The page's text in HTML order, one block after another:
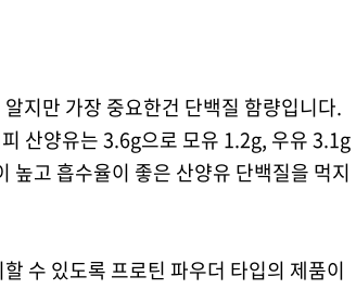
지만 가장 중요한건 단백질 함량입니다.
산양유는 3.6g으로 모유 1.2g, 우유 3.1g
높고 흡수율이 좋은 산양유 단백질을 먹지
수 있도록 프로틴 파우더 타입의 제품이